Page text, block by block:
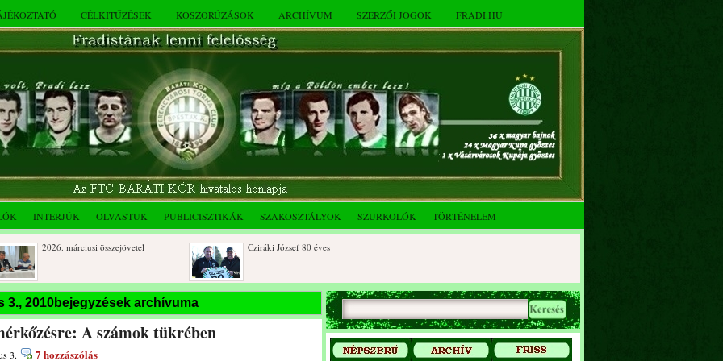
CÉLKITŰZÉSEK KOSZORÚZÁSOK ARCHÍVUM SZERZŐI JOGOK FRADI.HU
INTERJÚK OLVASTUK PUBLICISZTIKÁK SZAKOSZTÁLYOK SZURKOLÓK TÖRTÉNELEM
2026. márciusi összejövetel Cziráki József 80 éves
Dálnoki József 90 éves
Albert Flórián sírjának
Az FTC Baráti Kör 2025. októberi
összejövetel
3., 2010bejegyzések archívuma
A számok tükrében
3. 7 hozzászólás